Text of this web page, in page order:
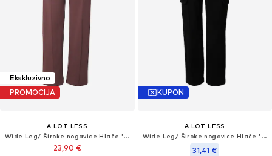
Ekskluzivno
PROMOCIJA
A LOT LESS
Wide Leg/ Široke nogavice Hlače 'Evie'
23,90 €
KUPON
A LOT LESS
Wide Leg/ Široke nogavice Hlače 'Frances'
31,41 €